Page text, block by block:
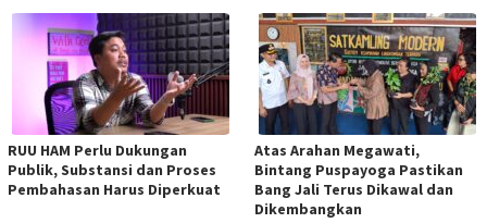
RUU HAM Perlu Dukungan
Publik, Substansi dan Proses
Pembahasan Harus Diperkuat
Atas Arahan Megawati,
Bintang Puspayoga Pastikan
Bang Jali Terus Dikawal dan
Dikembangkan